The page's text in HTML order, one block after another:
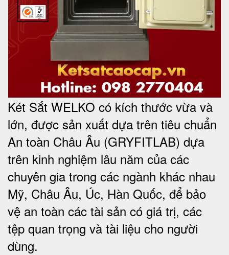
Két Sắt WELKO có kích thước vừa và
lớn, được sản xuất dựa trên tiêu chuẩn
An toàn Châu Âu (GRYFITLAB) dựa
trên kinh nghiệm lâu năm của các
chuyên gia trong các ngành khác nhau
Mỹ, Châu Âu, Úc, Hàn Quốc, để bảo
vệ an toàn các tài sản có giá trị, các
tệp quan trọng và tài liệu cho người
dùng.